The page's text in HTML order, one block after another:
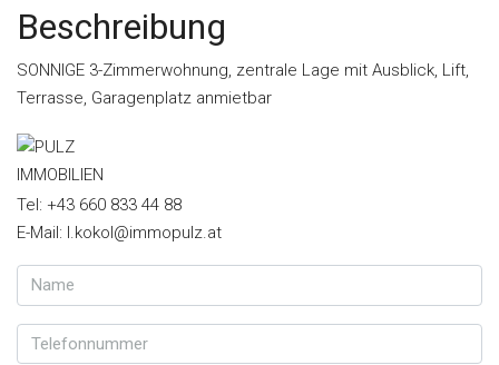
Beschreibung
SONNIGE 3-Zimmerwohnung, zentrale Lage mit Ausblick, Lift,
Terrasse, Garagenplatz anmietbar
Tel: +43 660 833 44 88
E-Mail: l.kokol@immopulz.at